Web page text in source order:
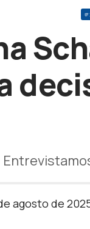
agosto de